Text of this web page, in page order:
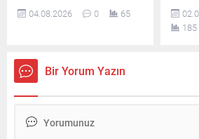
sertleştirerek Tahran’ın
önünde “anlaşma ya da tam
savundu.
04.08.2026 0 65
185
Bir Yorum Yazın